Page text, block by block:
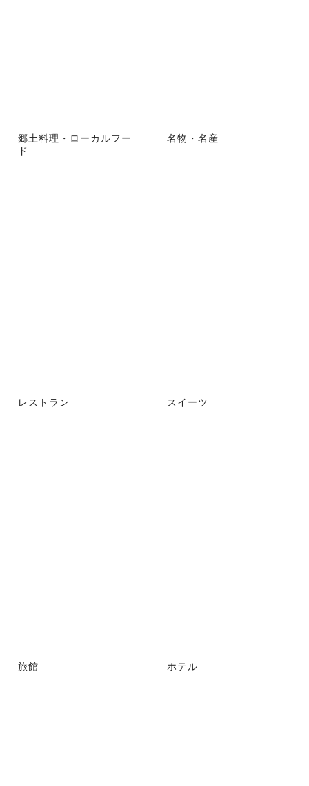
郷土料理・ローカルフー
ド
名物・名産
レストラン スイーツ
旅館 ホテル